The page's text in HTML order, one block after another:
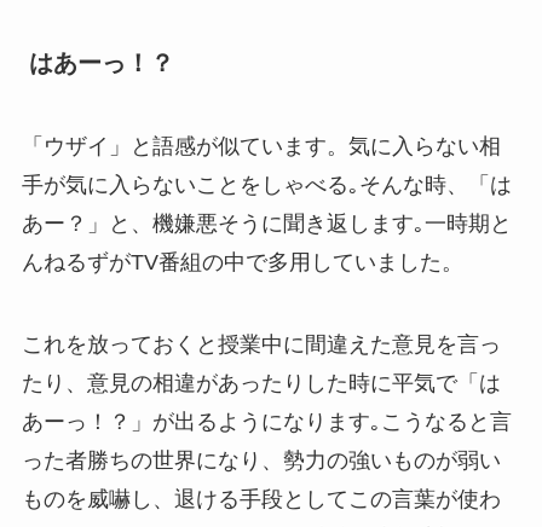
はあーっ！？
「ウザイ」と語感が似ています。気に入らない相
手が気に入らないことをしゃべる｡そんな時、「は
あー？」と、機嫌悪そうに聞き返します｡一時期と
んねるずがTV番組の中で多用していました。
これを放っておくと授業中に間違えた意見を言っ
たり、意見の相違があったりした時に平気で「は
あーっ！？」が出るようになります｡こうなると言
った者勝ちの世界になり、勢力の強いものが弱い
ものを威嚇し、退ける手段としてこの言葉が使わ